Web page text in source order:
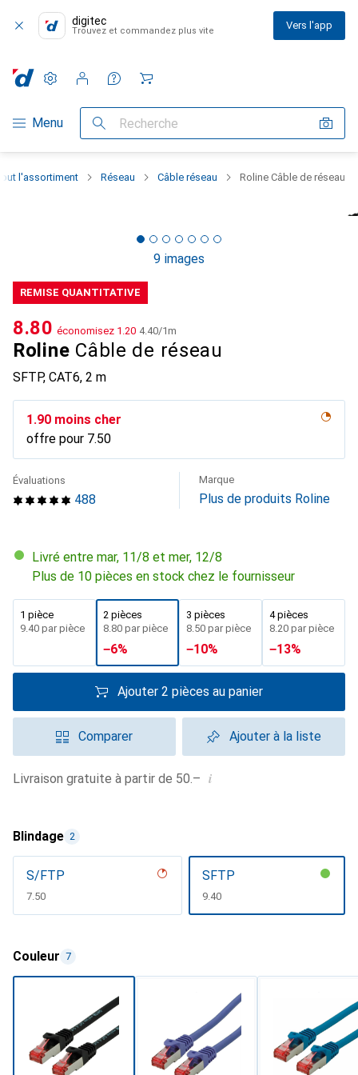
digitec
Trouvez et commandez plus vite Vers l'app
Navigation par catégorie
Menu Recherche
Paramètres
Compte client
Listes de comparaison
Listes d'envies
Panier
l'assortiment Réseau Câble réseau Roline Câble de réseau
9 images
REMISE QUANTITATIVE
Roline Câble de réseau
SFTP, CAT6, 2 m
CHF
8.80 économisez CHF
1.20 CHF
4.40/1m
CHF
1.90 moins cher
offre pour CHF
7.50
488
Évaluations Marque
Plus de produits Roline
Livré entre mar, 11/8 et mer, 12/8
Plus de 10 pièces en stock chez le fournisseur
1 pièce
CHF
9.40 par pièce
2 pièces
CHF
8.80 par pièce
−6%
3 pièces
CHF
8.50 par pièce
−10%
4 pièces
CHF
8.20 par pièce
−13%
Ajouter 2 pièces au panier
Comparer Ajouter à la liste
Livraison gratuite à partir de 50.– i
Blindage 2
S/FTP
CHF
7.50
SFTP
CHF
9.40
Couleur 7